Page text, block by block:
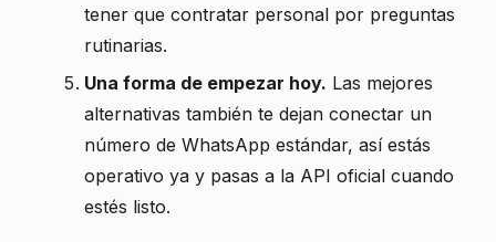
tener que contratar personal por preguntas
rutinarias.
Una forma de empezar hoy. Las mejores
alternativas también te dejan conectar un
número de WhatsApp estándar, así estás
operativo ya y pasas a la API oficial cuando
estés listo.